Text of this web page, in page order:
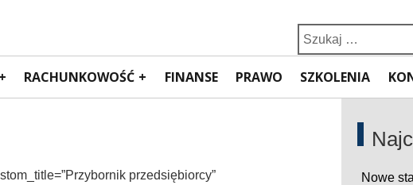
Search
for:
RACHUNKOWOŚĆ FINANSE PRAWO SZKOLENIA
przedsiębiorcy”
Nowe